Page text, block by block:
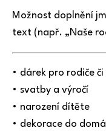
Možnost doplnění
text (např. „Naše
• dárek pro rodiče
• svatby a výročí
• narození dítěte
• dekorace do